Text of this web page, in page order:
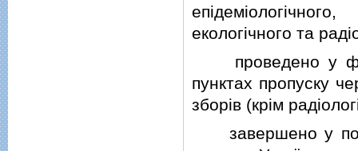
екологiчного та
проведено у
пунктах пропуску
зборiв (крiм
завершено у